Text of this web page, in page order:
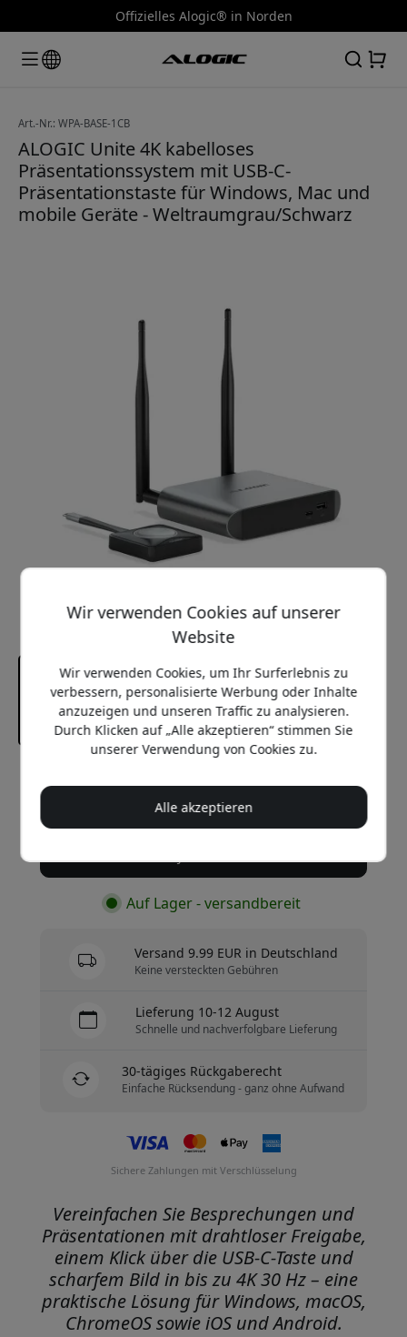
Offizielles Alogic® in Norden
Art.-Nr.: WPA-BASE-1CB
ALOGIC Unite 4K kabelloses
Präsentationssystem mit USB-C-
Präsentationstaste für Windows, Mac und
mobile Geräte - Weltraumgrau/Schwarz
399.99 EUR
Auf Lager - versandbereit
Versand 9.99 EUR in Deutschland
Keine versteckten Gebühren
Lieferung 10-12 August
Schnelle und nachverfolgbare Lieferung
30-tägiges Rückgaberecht
Einfache Rücksendung - ganz ohne Aufwand
Sichere Zahlungen mit Verschlüsselung
Vereinfachen Sie Besprechungen und
Präsentationen mit drahtloser Freigabe,
einem Klick über die USB-C-Taste und
scharfem Bild in bis zu 4K 30 Hz – eine
praktische Lösung für Windows, macOS,
ChromeOS sowie iOS und Android.
Wir verwenden Cookies auf unserer
Website
Wir verwenden Cookies, um Ihr Surferlebnis zu
verbessern, personalisierte Werbung oder Inhalte
anzuzeigen und unseren Traffic zu analysieren.
Durch Klicken auf „Alle akzeptieren“ stimmen Sie
unserer Verwendung von Cookies zu.
Alle akzeptieren